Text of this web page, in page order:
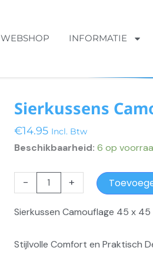
WEBSHOP INFORMATIE
Sierkussens
€14.95 Incl. Btw
Beschikbaarheid: 6 op
-
Sierkussens
Camouflage
aantal
+
Sierkussen Camouflage 45 x 45
Stijlvolle Comfort en Praktisch